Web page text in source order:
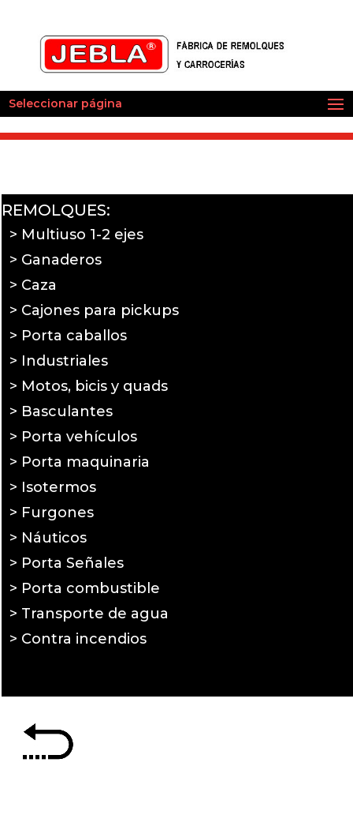
Seleccionar página
REMOLQUES:
> Multiuso 1-2 ejes
> Ganaderos
> Caza
> Cajones para pickups
> Porta caballos
> Industriales
> Motos, bicis y quads
> Basculantes
> Porta vehículos
> Porta maquinaria
> Isotermos
> Furgones
> Náuticos
> Porta Señales
> Porta combustible
> Transporte de agua
> Contra incendios